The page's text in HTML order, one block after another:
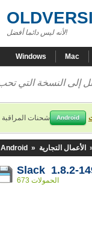
لأنه ليس دائما أفضل!
Windows Mac
شحنات المراقبة Android
Android » الأعمال التجارية
Slack 1.8.2-
673 الحمولات